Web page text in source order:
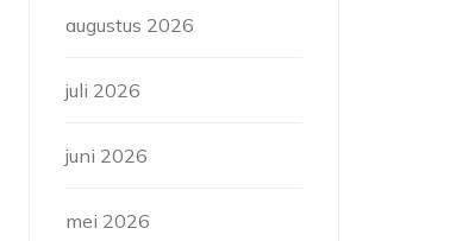
augustus 2026
juli 2026
juni 2026
mei 2026